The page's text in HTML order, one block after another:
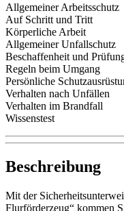
Allgemeiner Arbeitsschutz
Auf Schritt und Tritt
Körperliche Arbeit
Allgemeiner Unfallschutz
Beschaffenheit und
Regeln beim Umgang
Persönliche
Verhalten nach Unfällen
Verhalten im Brandfall
Wissenstest
Beschreibung
Mit der
Flurförderzeug“ kommen